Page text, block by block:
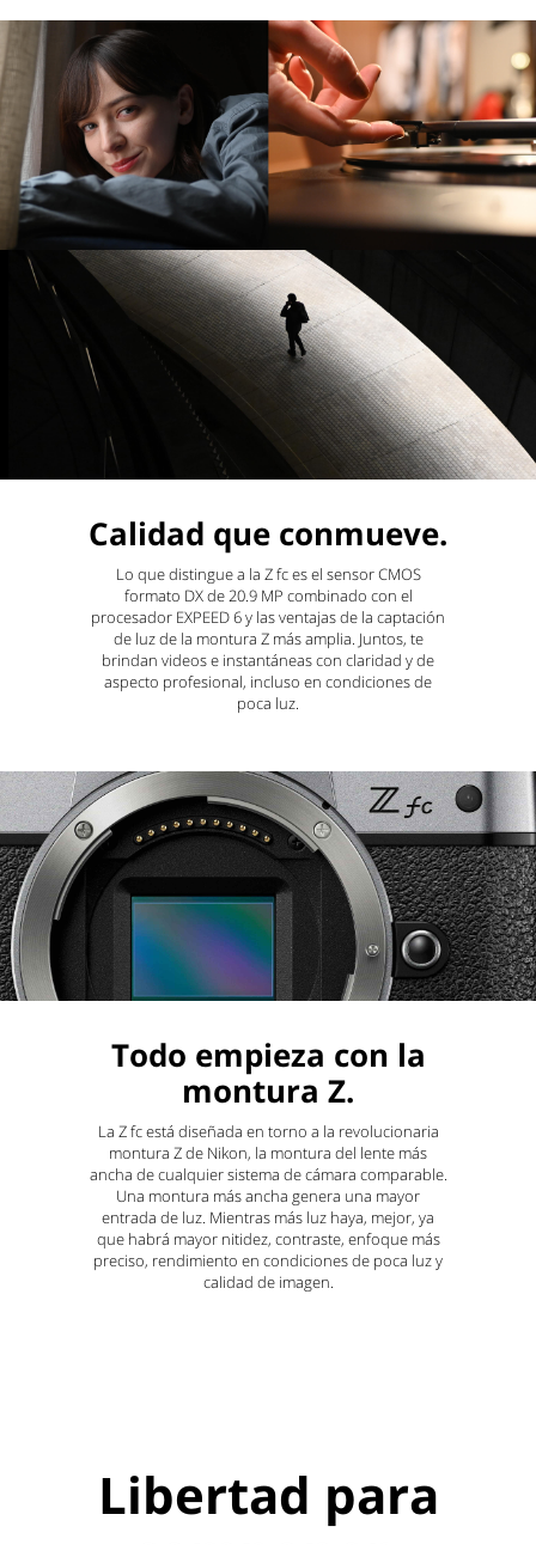
Calidad que conmueve.
Lo que distingue a la Z fc es el sensor CMOS
formato DX de 20.9 MP combinado con el
procesador EXPEED 6 y las ventajas de la captación
de luz de la montura Z más amplia. Juntos, te
brindan videos e instantáneas con claridad y de
aspecto profesional, incluso en condiciones de
poca luz.
Todo empieza con la
montura Z.
La Z fc está diseñada en torno a la revolucionaria
montura Z de Nikon, la montura del lente más
ancha de cualquier sistema de cámara comparable.
Una montura más ancha genera una mayor
entrada de luz. Mientras más luz haya, mejor, ya
que habrá mayor nitidez, contraste, enfoque más
preciso, rendimiento en condiciones de poca luz y
calidad de imagen.
Libertad para